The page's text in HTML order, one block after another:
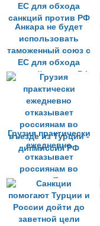
Анкара не будет
использовать
таможенный союз с
ЕС для обхода
санкций против РФ
Грузия практически
ежедневно
отказывает
россиянам во
въезде из Турции -
дипмиссия РФ